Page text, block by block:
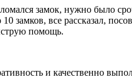
замок, нужно было
замков, все рассказал,
помощь.
и качественно